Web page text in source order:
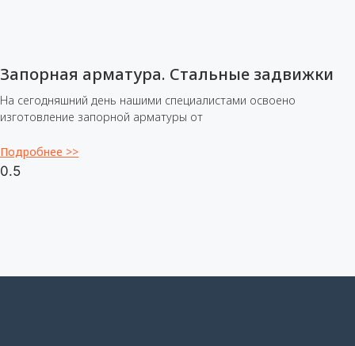
Запорная арматура. Стальные задвижки
На сегодняшний день нашими специалистами освоено
изготовление запорной арматуры от
Подробнее >>